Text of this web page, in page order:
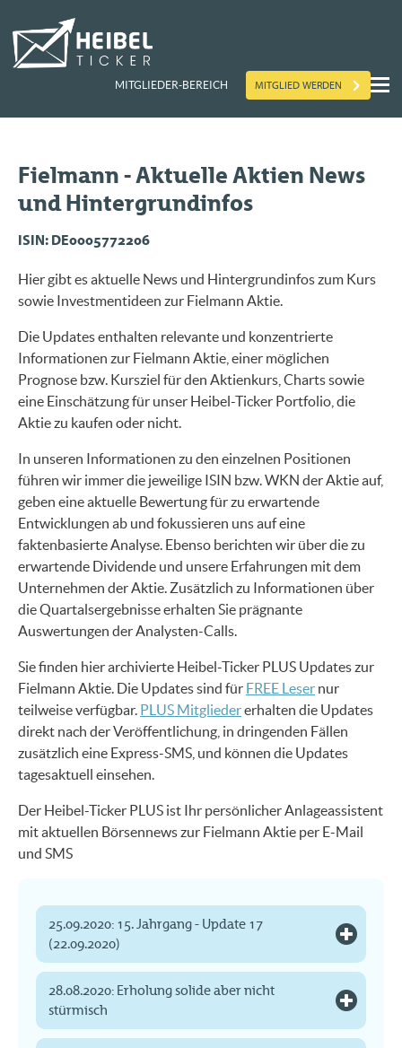
MITGLIEDER-BEREICH MITGLIED WERDEN
Fielmann - Aktuelle Aktien News
und Hintergrundinfos
ISIN: DE0005772206
Hier gibt es aktuelle News und Hintergrundinfos zum Kurs
sowie Investmentideen zur Fielmann Aktie.
Die Updates enthalten relevante und konzentrierte
Informationen zur Fielmann Aktie, einer möglichen
Prognose bzw. Kursziel für den Aktienkurs, Charts sowie
eine Einschätzung für unser Heibel-Ticker Portfolio, die
Aktie zu kaufen oder nicht.
In unseren Informationen zu den einzelnen Positionen
führen wir immer die jeweilige ISIN bzw. WKN der Aktie auf,
geben eine aktuelle Bewertung für zu erwartende
Entwicklungen ab und fokussieren uns auf eine
faktenbasierte Analyse. Ebenso berichten wir über die zu
erwartende Dividende und unsere Erfahrungen mit dem
Unternehmen der Aktie. Zusätzlich zu Informationen über
die Quartalsergebnisse erhalten Sie prägnante
Auswertungen der Analysten-Calls.
Sie finden hier archivierte Heibel-Ticker PLUS Updates zur
Fielmann Aktie. Die Updates sind für FREE Leser nur
teilweise verfügbar. PLUS Mitgliedererhalten die Updates
direkt nach der Veröffentlichung, in dringenden Fällen
zusätzlich eine Express-SMS, und können die Updates
tagesaktuell einsehen.
Der Heibel-Ticker PLUS ist Ihr persönlicher Anlageassistent
mit aktuellen Börsennews zur Fielmann Aktie per E-Mail
und SMS
25.09.2020: 15. Jahrgang - Update 17
(22.09.2020)
28.08.2020: Erholung solide aber nicht
stürmisch